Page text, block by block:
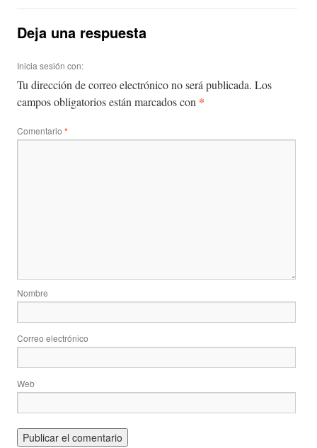
Deja una respuesta
Inicia sesión con:
Tu dirección de correo electrónico no será publicada. Los
campos obligatorios están marcados con *
Comentario *
Nombre
Correo electrónico
Web